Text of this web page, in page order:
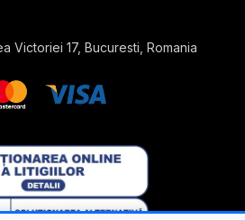
Victoriei 17, Bucuresti, Romania